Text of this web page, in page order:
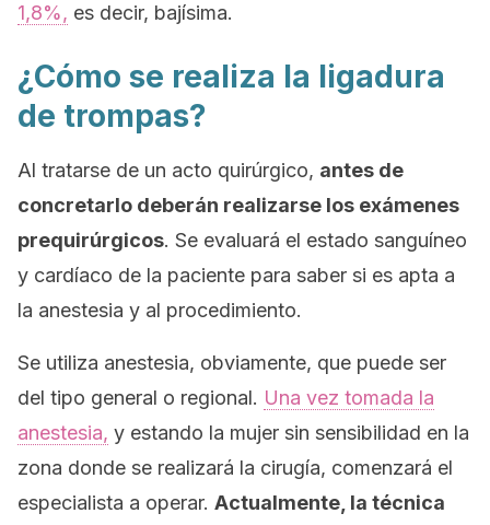
1,8%, es decir, bajísima.
¿Cómo se realiza la ligadura
de trompas?
Al tratarse de un acto quirúrgico, antes de
concretarlo deberán realizarse los exámenes
prequirúrgicos. Se evaluará el estado sanguíneo
y cardíaco de la paciente para saber si es apta a
la anestesia y al procedimiento.
Se utiliza anestesia, obviamente, que puede ser
del tipo general o regional. Una vez tomada la
anestesia, y estando la mujer sin sensibilidad en la
zona donde se realizará la cirugía, comenzará el
especialista a operar. Actualmente, la técnica